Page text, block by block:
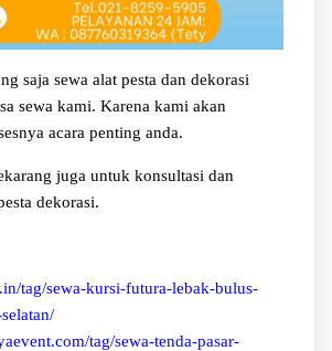
saja sewa alat pesta dan dekorasi
sewa kami. Karena kami akan
acara penting anda.
juga untuk konsultasi dan
dekorasi.
tag/sewa-kursi-futura-lebak-bulus-
tag/sewa-tenda-pasar-